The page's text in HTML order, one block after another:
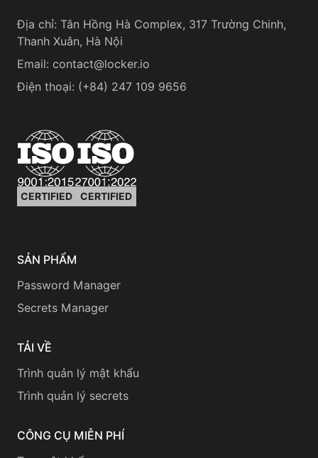
Địa chỉ: Tân Hồng Hà Complex, 317 Trường Chinh,
Thanh Xuân, Hà Nội
Email: contact@locker.io
Điện thoại: (+84) 247 109 9656
CERTIFIED CERTIFIED
SẢN PHẨM
Password Manager
Secrets Manager
TẢI VỀ
Trình quản lý mật khẩu
Trình quản lý secrets
CÔNG CỤ MIỄN PHÍ